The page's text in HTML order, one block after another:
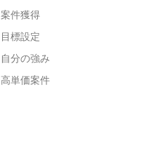
案件獲得
目標設定
自分の強み
高単価案件